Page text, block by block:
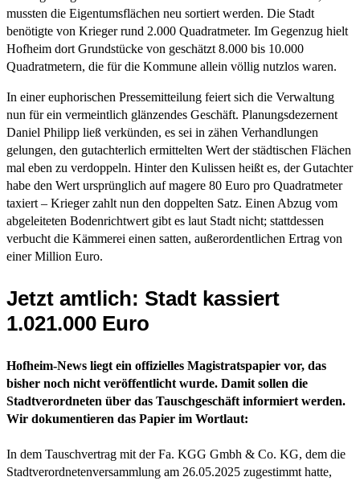
mussten die Eigentumsflächen neu sortiert werden. Die Stadt
benötigte von Krieger rund 2.000 Quadratmeter. Im Gegenzug hielt
Hofheim dort Grundstücke von geschätzt 8.000 bis 10.000
Quadratmetern, die für die Kommune allein völlig nutzlos waren.
In einer euphorischen Pressemitteilung feiert sich die Verwaltung
nun für ein vermeintlich glänzendes Geschäft. Planungsdezernent
Daniel Philipp ließ verkünden, es sei in zähen Verhandlungen
gelungen, den gutachterlich ermittelten Wert der städtischen Flächen
mal eben zu verdoppeln. Hinter den Kulissen heißt es, der Gutachter
habe den Wert ursprünglich auf magere 80 Euro pro Quadratmeter
taxiert – Krieger zahlt nun den doppelten Satz. Einen Abzug vom
abgeleiteten Bodenrichtwert gibt es laut Stadt nicht; stattdessen
verbucht die Kämmerei einen satten, außerordentlichen Ertrag von
einer Million Euro.
Jetzt amtlich: Stadt kassiert
1.021.000 Euro
Hofheim-News liegt ein offizielles Magistratspapier vor, das
bisher noch nicht veröffentlicht wurde. Damit sollen die
Stadtverordneten über das Tauschgeschäft informiert werden.
Wir dokumentieren das Papier im Wortlaut:
In dem Tauschvertrag mit der Fa. KGG Gmbh & Co. KG, dem die
Stadtverordnetenversammlung am 26.05.2025 zugestimmt hatte,